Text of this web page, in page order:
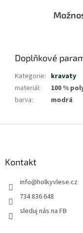
Doplňkové
Kategorie: kravaty
materiál:
100 %
barva: modrá
Kontakt
info@holkyvlese.cz
734 836 648
sleduj nás na FB